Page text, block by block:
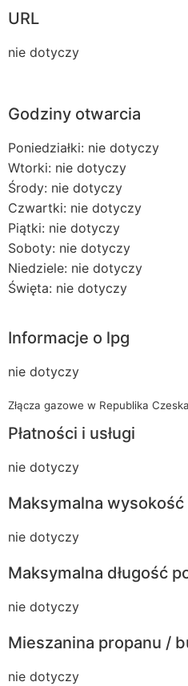
URL
nie dotyczy
Godziny otwarcia
Poniedziałki: nie dotyczy
Wtorki: nie dotyczy
Środy: nie dotyczy
Czwartki: nie dotyczy
Piątki: nie dotyczy
Soboty: nie dotyczy
Niedziele: nie dotyczy
Święta: nie dotyczy
Informacje o lpg
nie dotyczy
Złącza gazowe w Republika
Płatności i usługi
nie dotyczy
Maksymalna
nie dotyczy
Maksymalna długość
nie dotyczy
Mieszanina propanu /
nie dotyczy